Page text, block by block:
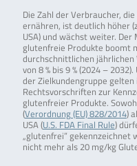
Die Zahl der Verbraucher,
ernähren, ist deutlich höher
USA) und wächst weiter. Der
glutenfreie Produkte boomt
durchschnittlichen
von 8 % bis 9 % (2024 –
der Zielkundengruppe gelten
Rechtsvorschriften zur
glutenfreier Produkte.
(Verordnung (EU) 828/2014)
USA (U.S. FDA Final Rule)
„glutenfrei” gekennzeichnet
nicht mehr als 20 mg/kg